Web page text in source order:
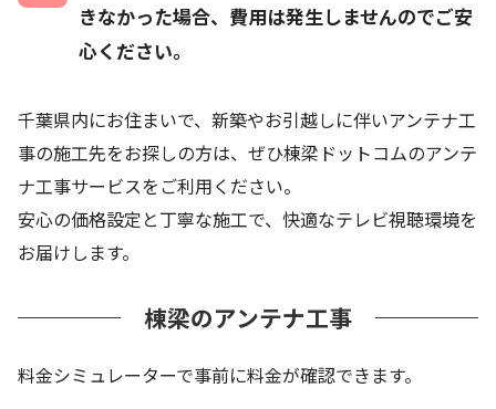
きなかった場合、費用は発生しませんのでご安
心ください。
千葉県内にお住まいで、新築やお引越しに伴いアンテナ工
事の施工先をお探しの方は、ぜひ棟梁ドットコムのアンテ
ナ工事サービスをご利用ください。
安心の価格設定と丁寧な施工で、快適なテレビ視聴環境を
お届けします。
棟梁のアンテナ工事
料金シミュレーターで事前に料金が確認できます。